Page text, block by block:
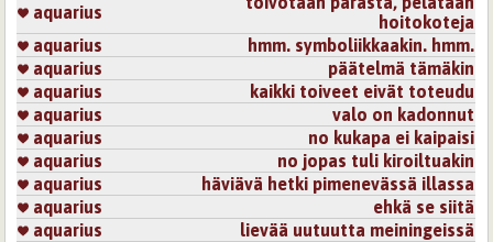
Sivut
aquarius
hoitokoteja
aquarius
hmm. symboliikkaakin. hmm.
aquarius
päätelmä tämäkin
aquarius
kaikki toiveet eivät toteudu
aquarius
valo on kadonnut
aquarius
no kukapa ei kaipaisi
aquarius
no jopas tuli kiroiltuakin
aquarius
häviävä hetki pimenevässä illassa
aquarius
ehkä se siitä
aquarius
lievää uutuutta meiningeissä